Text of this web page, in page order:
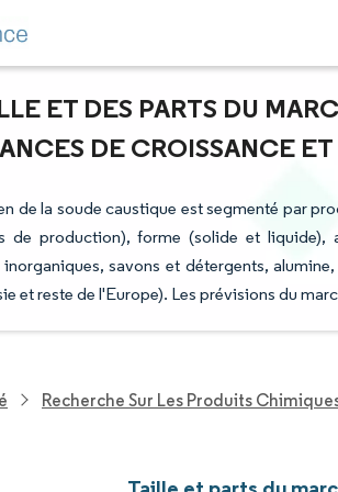
ET DES PARTS DU
DE CROISSANCE
de la soude caustique est segmenté par
de production), forme (solide et
savons et détergents,
et reste de l'Europe). Les prévisions du
Recherche Sur Les Produits